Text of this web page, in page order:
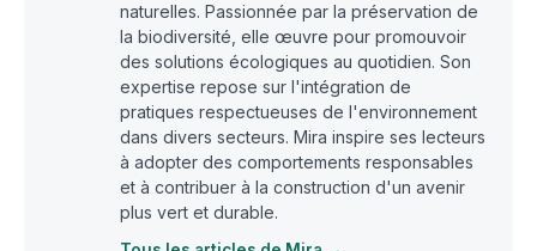
naturelles. Passionnée par la préservation de
la biodiversité, elle œuvre pour promouvoir
des solutions écologiques au quotidien. Son
expertise repose sur l'intégration de
pratiques respectueuses de l'environnement
dans divers secteurs. Mira inspire ses lecteurs
à adopter des comportements responsables
et à contribuer à la construction d'un avenir
plus vert et durable.